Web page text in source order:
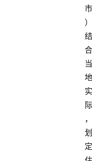
市
）
结
合
当
地
实
际
，
划
定